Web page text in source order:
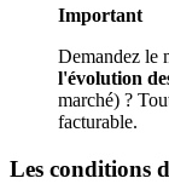
Important
Demandez le
l'évolution
marché) ?
facturable.
Les conditions